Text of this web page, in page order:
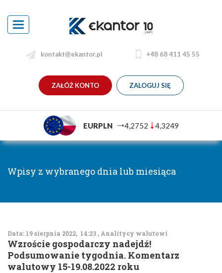
Toggle
navigation
kontakt@ekantor.pl +48 68 411 45 55
ZAŁÓŻ KONTO ZALOGUJ SIĘ
EURPLN 4,2752 4,3249
Wpisy z wybranego dnia lub miesiąca
Data: 19 sierpnia 2022, 14:23 , Analitycy walutowi
Wzroście gospodarczy nadejdź!
Podsumowanie tygodnia. Komentarz
walutowy 15-19.08.2022 roku